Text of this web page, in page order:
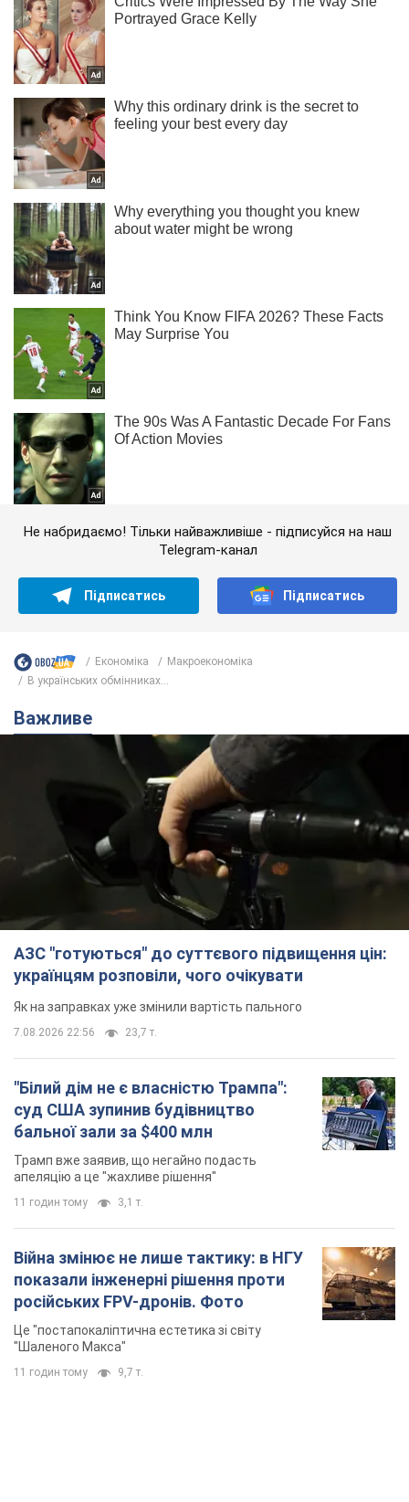
Не набридаємо! Тільки найважливіше - підписуйся на наш
Telegram-канал
Підписатись Підписатись
Економіка
Mакроекономіка
В українських обмінниках...
Важливе
АЗС "готуються" до суттєвого підвищення цін:
українцям розповіли, чого очікувати
Як на заправках уже змінили вартість пального
7.08.2026 22:56 23,7 т.
"Білий дім не є власністю Трампа":
суд США зупинив будівництво
бальної зали за $400 млн
Трамп вже заявив, що негайно подасть
апеляцію а це "жахливе рішення"
11 годин тому 3,1 т.
Війна змінює не лише тактику: в НГУ
показали інженерні рішення проти
російських FPV-дронів. Фото
Це "постапокаліптична естетика зі світу
"Шаленого Макса"
11 годин тому 9,7 т.